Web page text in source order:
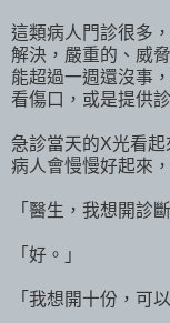
這類病人門診很多
解決，嚴重的、威
能超過一週還沒事
看傷口，或是提供
急診當天的X光看
病人會慢慢好起來
「醫生，我想開診
「好。」
「我想開十份，可